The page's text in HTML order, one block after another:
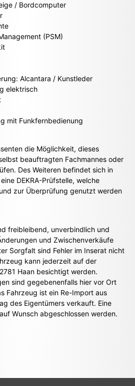
/ Bordcomputer
(PSM)
Alcantara / Kunstleder
elektrisch
mit Funkfernbedienung
die Möglichkeit, dieses
beauftragten Fachmannes oder
Des Weiteren befindet sich in
DEKRA-Prüfstelle, welche
zur Überprüfung genutzt werden
freibleibend, unverbindlich und
und Zwischenverkäufe
Sorgfalt sind Fehler im Inserat nicht
kann jederzeit auf der
Haan besichtigt werden.
sind gegebenenfalls hier vor Ort
Fahrzeug ist ein Re-Import aus
des Eigentümers verkauft. Eine
Wunsch abgeschlossen werden.